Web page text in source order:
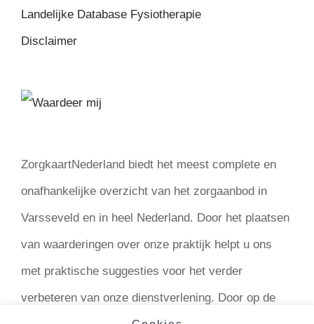
Landelijke Database Fysiotherapie
Disclaimer
ZorgkaartNederland biedt het meest complete en
onafhankelijke overzicht van het zorgaanbod in
Varsseveld en in heel Nederland. Door het plaatsen
van waarderingen over onze praktijk helpt u ons
met praktische suggesties voor het verder
verbeteren van onze dienstverlening. Door op de